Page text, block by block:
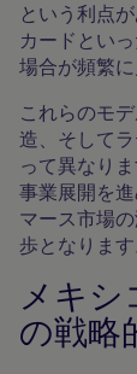
という利点
カードとい
場合が頻繁に
これらのモ
造、そして
って異なり
事業展開を
マース市場
歩となります
メキシ
の戦略